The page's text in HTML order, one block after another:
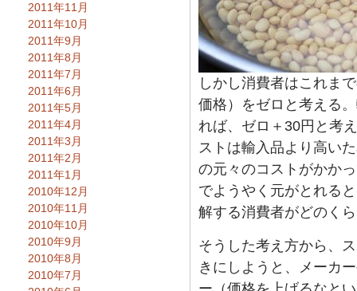
しかし消費者はこれま
価格）をゼロと考える
れば、ゼロ＋30円と考
ストは輸入品より高い
の元々のコストがかか
でようやく元がとれる
解する消費者がどのく
そうした考え方から、
きにしようと、メーカ
2011年11月
2011年10月
2011年9月
2011年8月
2011年7月
2011年6月
2011年5月
2011年4月
2011年3月
2011年2月
2011年1月
2010年12月
2010年11月
2010年10月
2010年9月
2010年8月
2010年7月